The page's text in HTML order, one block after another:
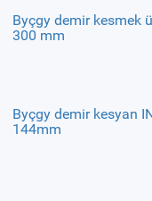
Byçgy demir kesmek
300 mm
Byçgy demir kesyan
144mm